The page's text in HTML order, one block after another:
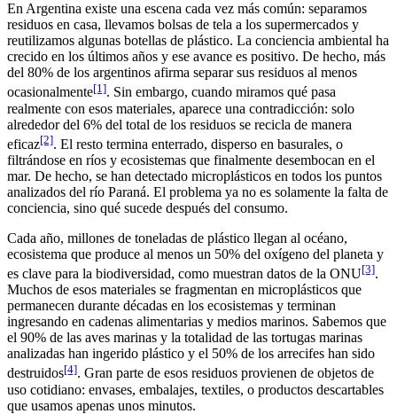
En Argentina existe una escena cada vez más común: separamos
residuos en casa, llevamos bolsas de tela a los supermercados y
reutilizamos algunas botellas de plástico. La conciencia ambiental ha
crecido en los últimos años y ese avance es positivo. De hecho, más
del 80% de los argentinos afirma separar sus residuos al menos
ocasionalmente[1]. Sin embargo, cuando miramos qué pasa
realmente con esos materiales, aparece una contradicción: solo
alrededor del 6% del total de los residuos se recicla de manera
eficaz[2]. El resto termina enterrado, disperso en basurales, o
filtrándose en ríos y ecosistemas que finalmente desembocan en el
mar. De hecho, se han detectado microplásticos en todos los puntos
analizados del río Paraná. El problema ya no es solamente la falta de
conciencia, sino qué sucede después del consumo.
Cada año, millones de toneladas de plástico llegan al océano,
ecosistema que produce al menos un 50% del oxígeno del planeta y
es clave para la biodiversidad, como muestran datos de la ONU[3].
Muchos de esos materiales se fragmentan en microplásticos que
permanecen durante décadas en los ecosistemas y terminan
ingresando en cadenas alimentarias y medios marinos. Sabemos que
el 90% de las aves marinas y la totalidad de las tortugas marinas
analizadas han ingerido plástico y el 50% de los arrecifes han sido
destruidos[4]. Gran parte de esos residuos provienen de objetos de
uso cotidiano: envases, embalajes, textiles, o productos descartables
que usamos apenas unos minutos.